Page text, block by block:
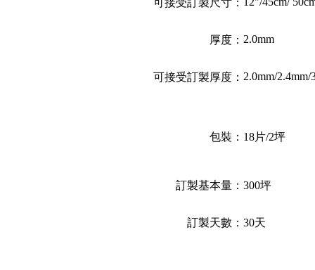
厚度： 2.0mm
可接受訂製厚度： 2.0mm/2.4mm/
包裝： 18片/2坪
訂製基本量： 300坪
訂製天數： 30天